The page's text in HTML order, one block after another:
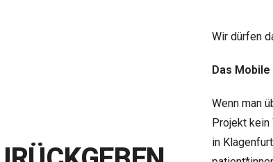
Wir dürfen
Das
Wenn man
Projekt
in